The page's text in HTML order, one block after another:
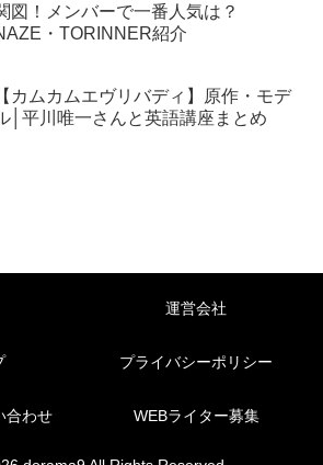
図！メンバーで一番人気は？
・TORINNER紹介
【カムカムエヴリバディ】原作・モデ
│平川唯一さんと英語講座まとめ
運営会社
プライバシーポリシー
合わせ WEBライター募集